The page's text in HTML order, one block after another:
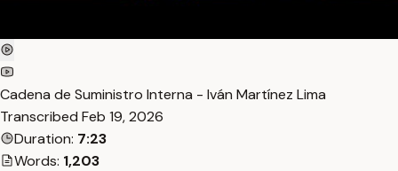
Cadena de Suministro Interna - Iván Martínez Lima
Transcribed Feb 19, 2026
Duration: 7:23
Words: 1,203